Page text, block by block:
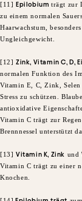
[11] Epilobium trägt zur
zu einem normalen
Haarwachstum,
Ungleichgewicht.
[12] Zink, Vitamin C, D,
normalen Funktion des
Vitamin E, C, Zink,
Stress zu schützen.
antioxidative
Vitamin C trägt zur
Brennnessel unterstützt
[13] Vitamin K, Zink und
Vitamin C trägt zu einer
Knochen.